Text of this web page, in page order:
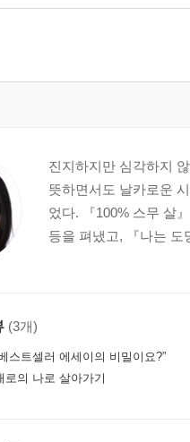
진지하지만 심각하지
뜻하면서도 날카로운
었다. 『100% 스무 살
등을 펴냈고, 『나는 도
(3개)
스트셀러 에세이의 비밀이요?”
로의 나로 살아가기